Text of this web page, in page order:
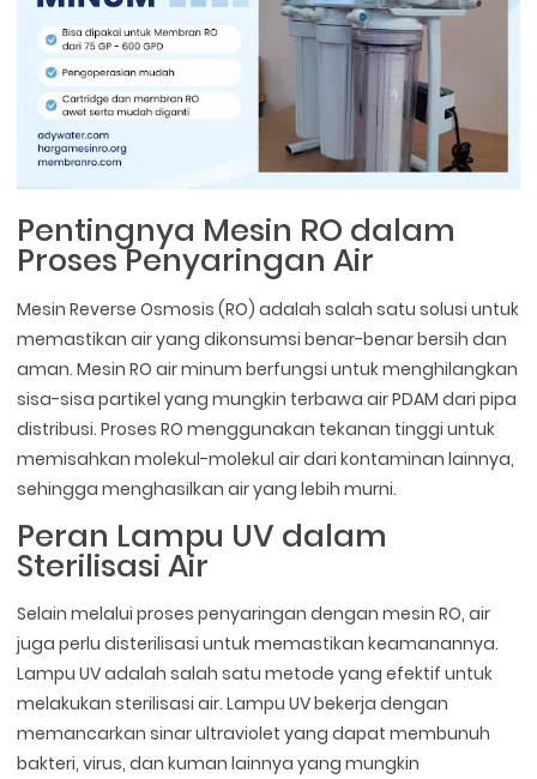
Pentingnya Mesin RO dalam
Proses Penyaringan Air
Mesin Reverse Osmosis (RO) adalah salah satu solusi untuk
memastikan air yang dikonsumsi benar-benar bersih dan
aman. Mesin RO air minum berfungsi untuk menghilangkan
sisa-sisa partikel yang mungkin terbawa air PDAM dari pipa
distribusi. Proses RO menggunakan tekanan tinggi untuk
memisahkan molekul-molekul air dari kontaminan lainnya,
sehingga menghasilkan air yang lebih murni.
Peran Lampu UV dalam
Sterilisasi Air
Selain melalui proses penyaringan dengan mesin RO, air
juga perlu disterilisasi untuk memastikan keamanannya.
Lampu UV adalah salah satu metode yang efektif untuk
melakukan sterilisasi air. Lampu UV bekerja dengan
memancarkan sinar ultraviolet yang dapat membunuh
bakteri, virus, dan kuman lainnya yang mungkin